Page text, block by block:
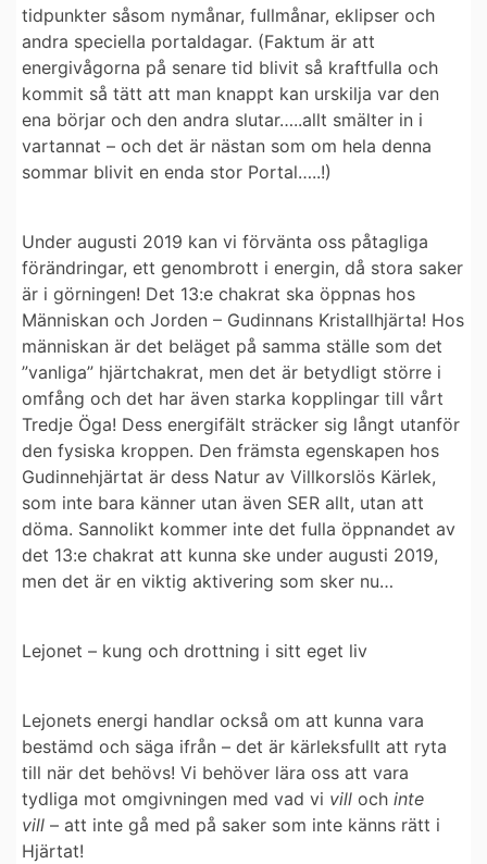
tidpunkter såsom nymånar, fullmånar, eklipser och
andra speciella portaldagar. (Faktum är att
energivågorna på senare tid blivit så kraftfulla och
kommit så tätt att man knappt kan urskilja var den
ena börjar och den andra slutar…..allt smälter in i
vartannat – och det är nästan som om hela denna
sommar blivit en enda stor Portal…..!)
Under augusti 2019 kan vi förvänta oss påtagliga
förändringar, ett genombrott i energin, då stora saker
är i görningen! Det 13:e chakrat ska öppnas hos
Människan och Jorden – Gudinnans Kristallhjärta! Hos
människan är det beläget på samma ställe som det
”vanliga” hjärtchakrat, men det är betydligt större i
omfång och det har även starka kopplingar till vårt
Tredje Öga! Dess energifält sträcker sig långt utanför
den fysiska kroppen. Den främsta egenskapen hos
Gudinnehjärtat är dess Natur av Villkorslös Kärlek,
som inte bara känner utan även SER allt, utan att
döma. Sannolikt kommer inte det fulla öppnandet av
det 13:e chakrat att kunna ske under augusti 2019,
men det är en viktig aktivering som sker nu…
Lejonet – kung och drottning i sitt eget liv
Lejonets energi handlar också om att kunna vara
bestämd och säga ifrån – det är kärleksfullt att ryta
till när det behövs! Vi behöver lära oss att vara
tydliga mot omgivningen med vad vi vill och inte
vill – att inte gå med på saker som inte känns rätt i
Hjärtat!